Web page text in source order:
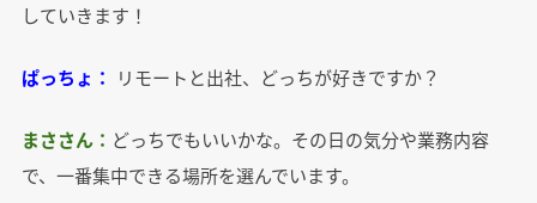
していきます！
ぱっちょ： リモートと出社、どっちが好きですか？
まささん： どっちでもいいかな。その日の気分や業務内容
で、一番集中できる場所を選んでいます。